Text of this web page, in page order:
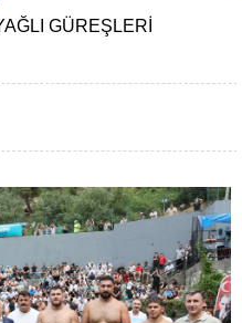
GÜREŞLERI